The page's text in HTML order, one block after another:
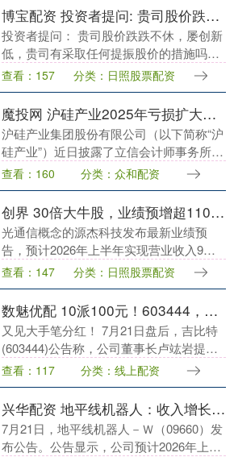
博宝配资 投资者提问: 贵司股价跌跌不休, 屡创新低, 贵司有采取任何提振股价的措施吗?
投资者提问： 贵司股价跌跌不休，屡创新
低，贵司有采取任何提振股价的措施吗？
董秘回答(豪鹏科技SZ001283)： 尊敬的投
资者，您好！近期二级市场的股价受宏
观....
查看：157 分类：日照股票配资
魔投网 沪硅产业2025年亏损扩大至15.08亿元 会计师事务所回应监管问询
沪硅产业集团股份有限公司（以下简称“沪
硅产业”）近日披露了立信会计师事务所
（特殊普通合伙）就其2025年年度报告信
息披露监管问询函的回复。回复函详细解
释了公司连....
查看：160 分类：众和配资
创界 30倍大牛股，业绩预增超1100%！
光通信概念的源杰科技发布最新业绩预
告，预计2026年上半年实现营业收入9亿
元至9.5亿元，较上年同期相比，增加
339.13%至363.53%；归属于上市公司股
东....
查看：147 分类：日照股票配资
数魅优配 10派100元！603444，大手笔分红！
又见大手笔分红！ 7月21日盘后，吉比特
(603444)公告称，公司董事长卢竑岩提议
制定2026年半年度利润分配方案，拟向全
体股东每10股派发现金红利100元(....
查看：117 分类：线上配资
兴华配资 地平线机器人：收入增长超市场预期，HSD量产驱动业务加速
7月21日，地平线机器人－Ｗ（09660）发
布公告。公告显示，公司预计2026年上半